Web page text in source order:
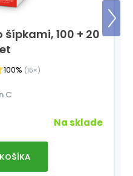
šípkami, 100 + 20
100% (15×)
C
Na sklade